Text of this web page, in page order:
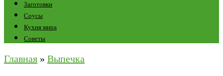
Заготовки
Соусы
Кухня мира
Советы
Главная » Выпечка